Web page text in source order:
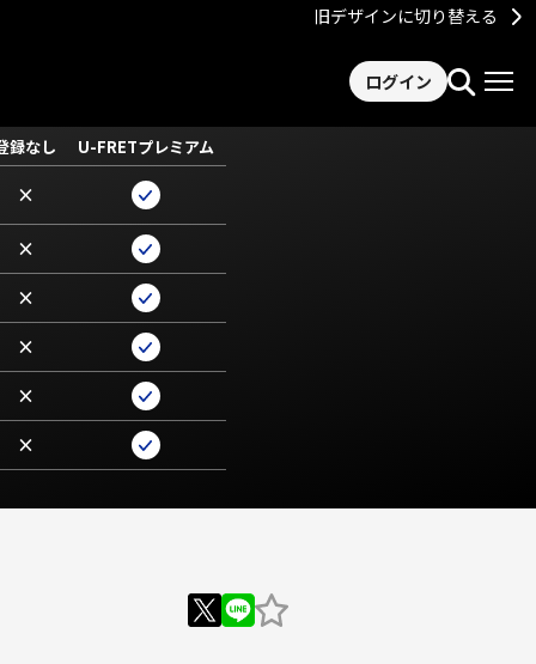
旧デザインに切り替える
ログイン
録なし U-FRETプレミアム
×
×
×
×
×
×